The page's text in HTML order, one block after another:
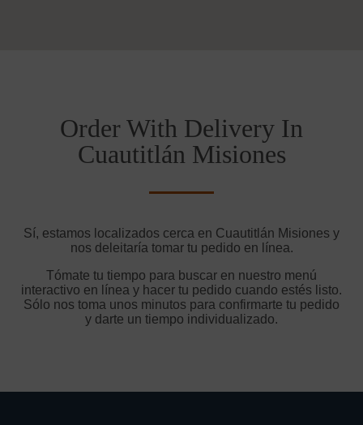
Order With Delivery In
Cuautitlán Misiones
Sí, estamos localizados cerca en Cuautitlán Misiones y
nos deleitaría tomar tu pedido en línea.
Tómate tu tiempo para buscar en nuestro menú
interactivo en línea y hacer tu pedido cuando estés listo.
Sólo nos toma unos minutos para confirmarte tu pedido
y darte un tiempo individualizado.